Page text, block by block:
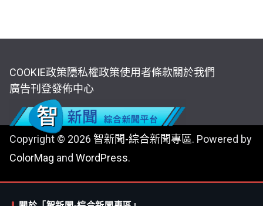
COOKIE政策隱私權政策使用者條款關於我們
廣告刊登發佈中心
Copyright © 2026 智新聞-綜合新聞專區. Powered by
ColorMag and WordPress.